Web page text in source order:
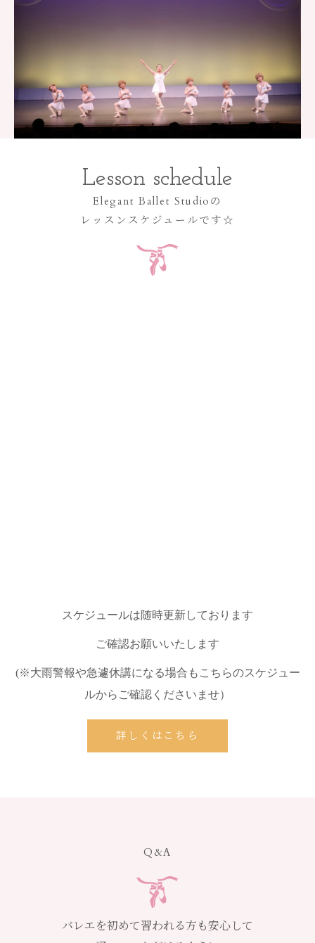
Elegant Ballet Studioの
レッスンスケジュールです☆
Lesson schedule
スケジュールは随時更新しております
ご確認お願いいたします
(※大雨警報や急遽休講になる場合もこちらのスケジュー
ルからご確認くださいませ）
詳しくはこちら
Q&A
バレエを初めて習われる方も安心して